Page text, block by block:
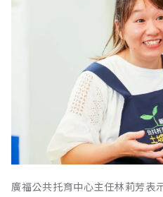
廣福公共托育中心主任林莉芳表